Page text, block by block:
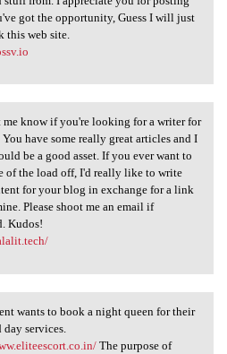
got the opportunity, Guess I will just
this web site.
me know if you're
me know if you're looking for a writer for
have some really great articles and I
be a good asset. If you ever want to
of the load off, I'd really like to write
for your blog in exchange for a link
Please shoot me an email if
Kudos!
wants to book a
wants to book a night queen for their
services.
The purpose of